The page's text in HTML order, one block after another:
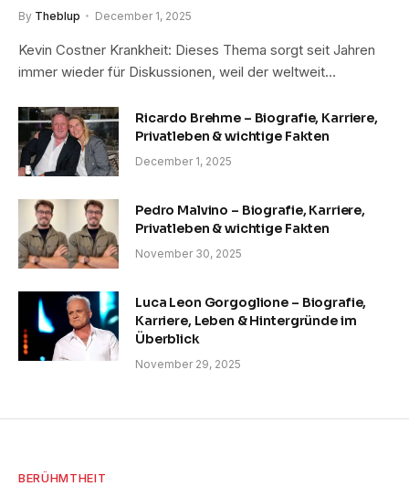
By Theblup December 1, 2025
Kevin Costner Krankheit: Dieses Thema sorgt seit Jahren
immer wieder für Diskussionen, weil der weltweit…
Ricardo Brehme – Biografie, Karriere,
Privatleben & wichtige Fakten
December 1, 2025
Pedro Malvino – Biografie, Karriere,
Privatleben & wichtige Fakten
November 30, 2025
Luca Leon Gorgoglione – Biografie,
Karriere, Leben & Hintergründe im
Überblick
November 29, 2025
BERÜHMTHEIT